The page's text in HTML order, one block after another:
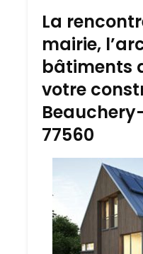
La
mairie,
bâtiments
votre
77560